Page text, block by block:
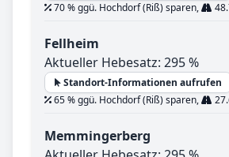
70 % ggü. Hochdorf (Riß) sparen,
Fellheim
Aktueller Hebesatz: 295 %
Standort-Informationen aufrufen
65 % ggü. Hochdorf (Riß) sparen,
Memmingerberg